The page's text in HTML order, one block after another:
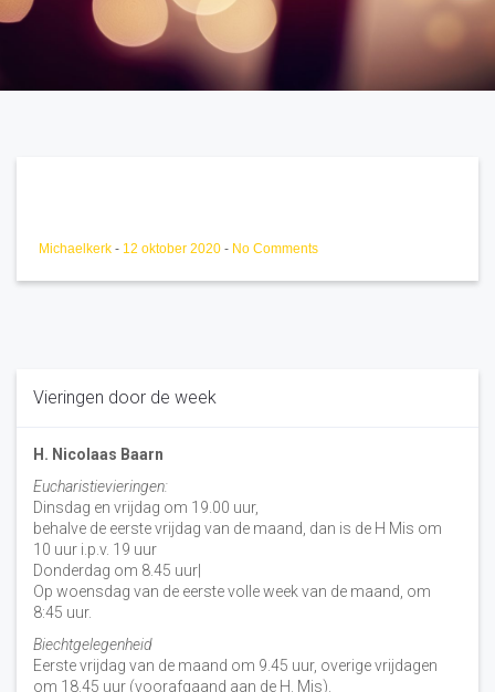
Michaelkerk - 12 oktober 2020 - No Comments
Vieringen door de week
H. Nicolaas Baarn
Eucharistievieringen:
Dinsdag en vrijdag om 19.00 uur,
behalve de eerste vrijdag van de maand, dan is de H Mis om
10 uur i.p.v. 19 uur
Donderdag om 8.45 uur|
Op woensdag van de eerste volle week van de maand, om
8:45 uur.
Biechtgelegenheid
Eerste vrijdag van de maand om 9.45 uur, overige vrijdagen
om 18.45 uur (voorafgaand aan de H. Mis).